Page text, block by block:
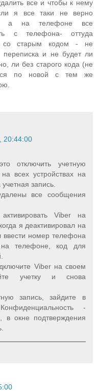
все и чтобы к нему
я все таки не верно
а на телефоне все
с телефона- оттуда
со старым кодом - не
переписка и не будет ли
ли без старого кода (не
по новой с тем же
20:44:00
отключить учетную
всех устройствах на
запись.
все сообщения
Viber на
я деактивировал на
ввести номер телефона
телефоне, код для
Viber на своем
учетку и снова
запись, зайдите в
-
в окне подтверждения